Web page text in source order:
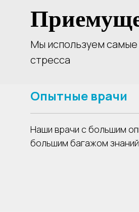
Мы используем
стресса
Опытные врачи
Наши врачи с большим
большим багажом знаний